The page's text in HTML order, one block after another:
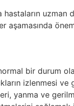
hastaların
bir durum
izlenmesi
yanma ve